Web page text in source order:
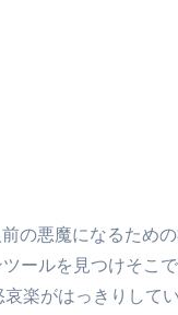
悪魔になるため
ルを見つけそこ
楽がはっきりし